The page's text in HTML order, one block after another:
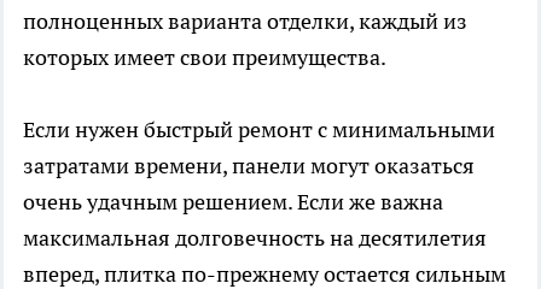
полноценных варианта отделки, каждый из
которых имеет свои преимущества.
Если нужен быстрый ремонт с минимальными
затратами времени, панели могут оказаться
очень удачным решением. Если же важна
максимальная долговечность на десятилетия
вперед, плитка по-прежнему остается сильным